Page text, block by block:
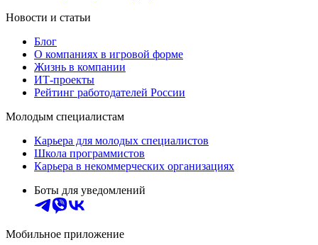
Новости и статьи
Блог
О компаниях в игровой форме
Жизнь в компании
ИТ-проекты
Рейтинг работодателей России
Молодым специалистам
Карьера для молодых специалистов
Школа программистов
Карьера в некоммерческих организациях
Боты для уведомлений
Мобильное приложение